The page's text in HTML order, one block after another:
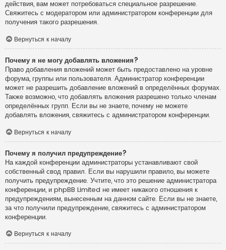
действия, вам может потребоваться специальное разрешение.
Свяжитесь с модератором или администратором конференции для
получения такого разрешения.
Вернуться к началу
Почему я не могу добавлять вложения?
Право добавления вложений может быть предоставлено на уровне
форума, группы или пользователя. Администратор конференции
может не разрешить добавление вложений в определённых форумах.
Также возможно, что добавлять вложения разрешено только членам
определённых групп. Если вы не знаете, почему не можете
добавлять вложения, свяжитесь с администратором конференции.
Вернуться к началу
Почему я получил предупреждение?
На каждой конференции администраторы устанавливают свой
собственный свод правил. Если вы нарушили правило, вы можете
получить предупреждение. Учтите, что это решение администратора
конференции, и phpBB Limited не имеет никакого отношения к
предупреждениям, вынесенным на данном сайте. Если вы не знаете,
за что получили предупреждение, свяжитесь с администратором
конференции.
Вернуться к началу